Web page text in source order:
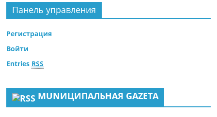
Панель управления
Регистрация
Войти
Entries RSS
MUNИЦИПАЛЬНАЯ GAZЕТА